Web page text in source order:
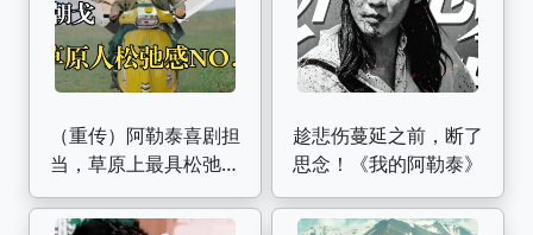
（重传）阿勒泰喜剧担
当，草原上最具松弛感
的男人 | 《我的阿勒
泰》朝戈
趁悲伤蔓延之前，断了
思念！《我的阿勒泰》